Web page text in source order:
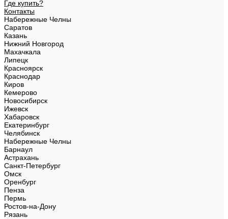
Где купить?
Контакты
Набережные Челны
Саратов
Казань
Нижний Новгород
Махачкала
Липецк
Красноярск
Краснодар
Киров
Кемерово
Новосибирск
Ижевск
Хабаровск
Екатеринбург
Челябинск
Набережные Челны
Барнаул
Астрахань
Санкт-Петербург
Омск
Оренбург
Пенза
Пермь
Ростов-на-Дону
Рязань